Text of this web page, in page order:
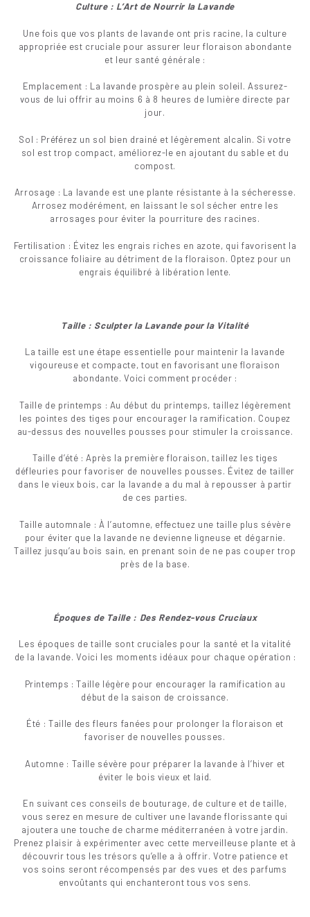
Culture : L’Art de Nourrir la Lavande
Une fois que vos plants de lavande ont pris racine, la culture
appropriée est cruciale pour assurer leur floraison abondante
et leur santé générale :
Emplacement : La lavande prospère au plein soleil. Assurez-
vous de lui offrir au moins 6 à 8 heures de lumière directe par
jour.
Sol : Préférez un sol bien drainé et légèrement alcalin. Si votre
sol est trop compact, améliorez-le en ajoutant du sable et du
compost.
Arrosage : La lavande est une plante résistante à la sécheresse.
Arrosez modérément, en laissant le sol sécher entre les
arrosages pour éviter la pourriture des racines.
Fertilisation : Évitez les engrais riches en azote, qui favorisent la
croissance foliaire au détriment de la floraison. Optez pour un
engrais équilibré à libération lente.
Taille : Sculpter la Lavande pour la Vitalité
La taille est une étape essentielle pour maintenir la lavande
vigoureuse et compacte, tout en favorisant une floraison
abondante. Voici comment procéder :
Taille de printemps : Au début du printemps, taillez légèrement
les pointes des tiges pour encourager la ramification. Coupez
au-dessus des nouvelles pousses pour stimuler la croissance.
Taille d’été : Après la première floraison, taillez les tiges
défleuries pour favoriser de nouvelles pousses. Évitez de tailler
dans le vieux bois, car la lavande a du mal à repousser à partir
de ces parties.
Taille automnale : À l’automne, effectuez une taille plus sévère
pour éviter que la lavande ne devienne ligneuse et dégarnie.
Taillez jusqu’au bois sain, en prenant soin de ne pas couper trop
près de la base.
Époques de Taille : Des Rendez-vous Cruciaux
Les époques de taille sont cruciales pour la santé et la vitalité
de la lavande. Voici les moments idéaux pour chaque opération :
Printemps : Taille légère pour encourager la ramification au
début de la saison de croissance.
Été : Taille des fleurs fanées pour prolonger la floraison et
favoriser de nouvelles pousses.
Automne : Taille sévère pour préparer la lavande à l’hiver et
éviter le bois vieux et laid.
En suivant ces conseils de bouturage, de culture et de taille,
vous serez en mesure de cultiver une lavande florissante qui
ajoutera une touche de charme méditerranéen à votre jardin.
Prenez plaisir à expérimenter avec cette merveilleuse plante et à
découvrir tous les trésors qu’elle a à offrir. Votre patience et
vos soins seront récompensés par des vues et des parfums
envoûtants qui enchanteront tous vos sens.